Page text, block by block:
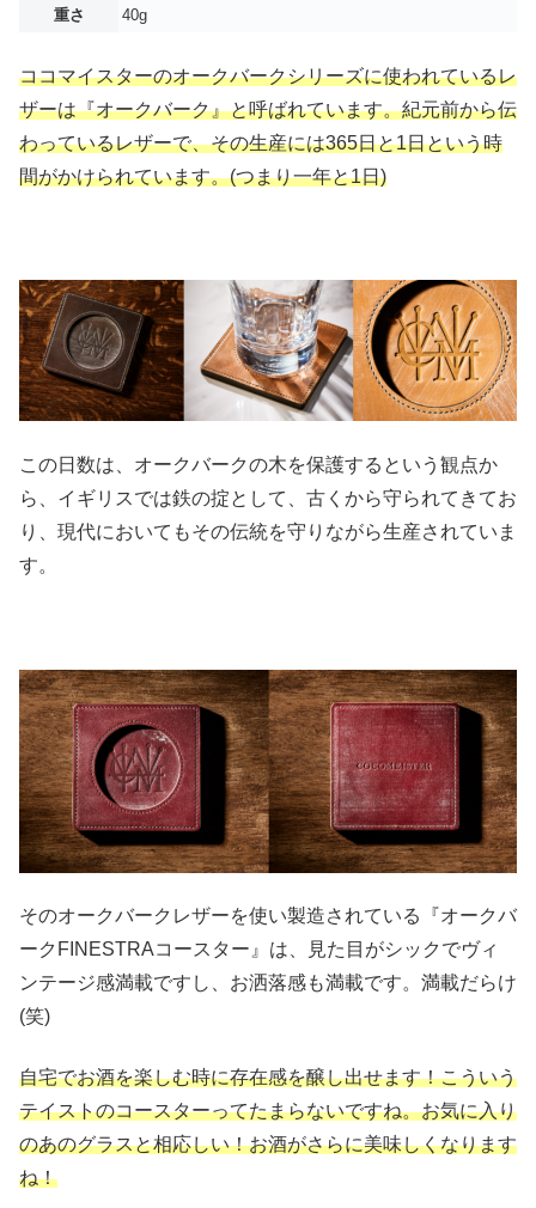
重さ
40g
ココマイスターのオークバークシリーズに使われているレ
ザーは『オークバーク』と呼ばれています。紀元前から伝
わっているレザーで、その生産には365日と1日という時
間がかけられています。(つまり一年と1日)
この日数は、オークバークの木を保護するという観点か
ら、イギリスでは鉄の掟として、古くから守られてきてお
り、現代においてもその伝統を守りながら生産されていま
す。
そのオークバークレザーを使い製造されている『オークバ
ークFINESTRAコースター』は、見た目がシックでヴィ
ンテージ感満載ですし、お洒落感も満載です。満載だらけ
(笑)
自宅でお酒を楽しむ時に存在感を醸し出せます！こういう
テイストのコースターってたまらないですね。お気に入り
のあのグラスと相応しい！お酒がさらに美味しくなります
ね！